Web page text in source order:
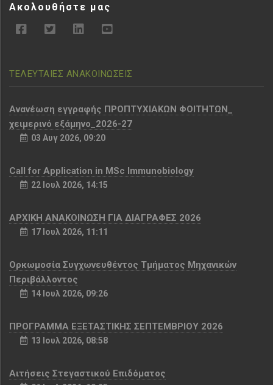
Ακολουθήστε μας
ΤΕΛΕΥΤΑΙΕΣ ΑΝΑΚΟΙΝΩΣΕΙΣ
Aνανέωση εγγραφής ΠΡΟΠΤΥΧΙΑΚΩΝ ΦΟΙΤΗΤΩΝ_
χειμερινό εξάμηνο_2026-27
03 Αυγ 2026, 09:20
Call for Application in MSc Immunobiology
22 Ιουλ 2026, 14:15
ΑΡΧΙΚΗ ΑΝΑΚΟΙΝΩΣΗ ΓΙΑ ΔΙΑΓΡΑΦΕΣ 2026
17 Ιουλ 2026, 11:11
Ορκωμοσία Συγχωνευθέντος Τμήματος Μηχανικών
Περιβάλλοντος
14 Ιουλ 2026, 09:26
ΠΡΟΓΡΑΜΜΑ ΕΞΕΤΑΣΤΙΚΗΣ ΣΕΠΤΕΜΒΡΙΟΥ 2026
13 Ιουλ 2026, 08:58
Αιτήσεις Στεγαστικού Επιδόματος